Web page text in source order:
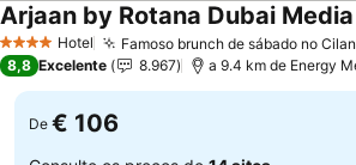
4 EstrelasHotel Famoso brunch de sábado no
Arjaan by Rotana Dubai
8,8 Excelente 8.967 a 9.4 km de Energy
De € 106